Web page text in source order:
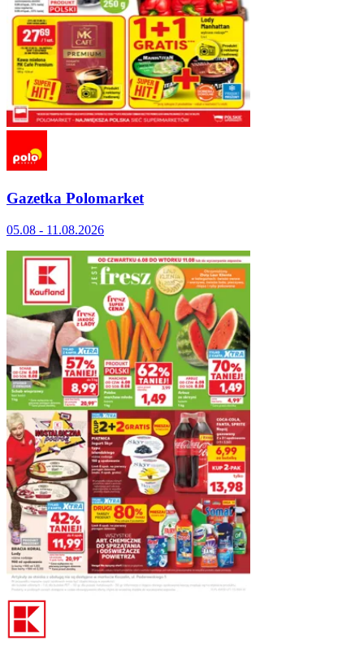
Gazetka Polomarket
05.08 - 11.08.2026